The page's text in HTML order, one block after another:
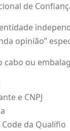
de
opinião”
cabo ou
e CNPJ
Code da Qualifio